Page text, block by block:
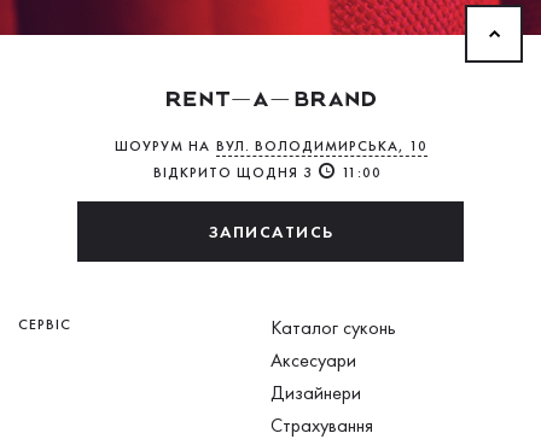
ШОУРУМ НА ВУЛ. ВОЛОДИМИРСЬКА, 10
ВІДКРИТО ЩОДНЯ З
11:00
ЗАПИСАТИСЬ
СЕРВІС
Каталог суконь
Аксесуари
Дизайнери
Страхування